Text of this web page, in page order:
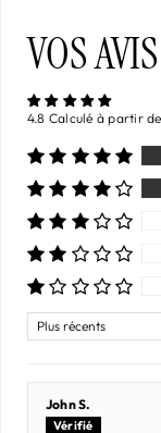
VOS AVIS
4.8 Calculé à partir
Sort by
John S.